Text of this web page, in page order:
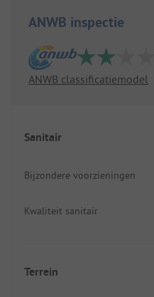
ANWB inspectie
ANWB classificatiemodel
Sanitair
Bijzondere voorzieningen
Kwaliteit sanitair
Terrein